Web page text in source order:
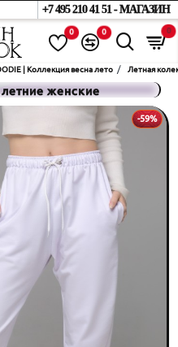
+7 495 210 41 51 - МАГАЗИН
0 0 0
| Коллекция весна лето Летная
женские
-59%